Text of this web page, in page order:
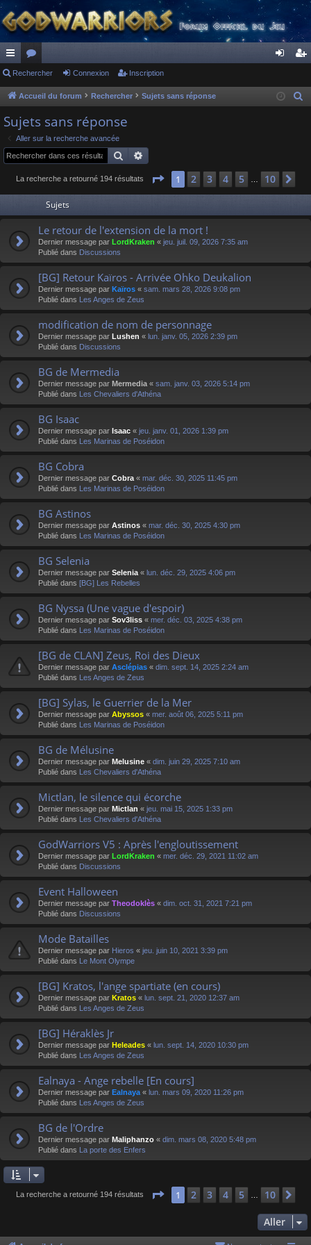
ac
co
ur
ci
s
or
u
s
ne cri
Rechercher Connexion Inscription
Accueil du forum Rechercher Sujets sans réponse
e
Sujets sans réponse
Aller sur la recherche avancée
Rechercher
La recherche a retourné 194 résultats Page 1sur 10
1 2 3 4 5 10
Sujets
Le retour de l'extension de la mort !
Dernier message par LordKraken « jeu. juil. 09, 2026 7:35 am
Publié dans Discussions
[BG] Retour Kaïros - Arrivée Ohko Deukalion
Dernier message par Kaïros « sam. mars 28, 2026 9:08 pm
Publié dans Les Anges de Zeus
modification de nom de personnage
Dernier message par Lushen « lun. janv. 05, 2026 2:39 pm
Publié dans Discussions
BG de Mermedia
Dernier message par Mermedia « sam. janv. 03, 2026 5:14 pm
Publié dans Les Chevaliers d'Athéna
BG Isaac
Dernier message par Isaac « jeu. janv. 01, 2026 1:39 pm
Publié dans Les Marinas de Poséidon
BG Cobra
Dernier message par Cobra « mar. déc. 30, 2025 11:45 pm
Publié dans Les Marinas de Poséidon
BG Astinos
Dernier message par Astinos « mar. déc. 30, 2025 4:30 pm
Publié dans Les Marinas de Poséidon
BG Selenia
Dernier message par Selenia « lun. déc. 29, 2025 4:06 pm
Publié dans [BG] Les Rebelles
BG Nyssa (Une vague d'espoir)
Dernier message par Sov3liss « mer. déc. 03, 2025 4:38 pm
Publié dans Les Marinas de Poséidon
[BG de CLAN] Zeus, Roi des Dieux
Dernier message par Asclépias « dim. sept. 14, 2025 2:24 am
Publié dans Les Anges de Zeus
[BG] Sylas, le Guerrier de la Mer
Dernier message par Abyssos « mer. août 06, 2025 5:11 pm
Publié dans Les Marinas de Poséidon
BG de Mélusine
Dernier message par Melusine « dim. juin 29, 2025 7:10 am
Publié dans Les Chevaliers d'Athéna
Mictlan, le silence qui écorche
Dernier message par Mictlan « jeu. mai 15, 2025 1:33 pm
Publié dans Les Chevaliers d'Athéna
GodWarriors V5 : Après l'engloutissement
Dernier message par LordKraken « mer. déc. 29, 2021 11:02 am
Publié dans Discussions
Event Halloween
Dernier message par Theodoklès « dim. oct. 31, 2021 7:21 pm
Publié dans Discussions
Mode Batailles
Dernier message par Hieros « jeu. juin 10, 2021 3:39 pm
Publié dans Le Mont Olympe
[BG] Kratos, l'ange spartiate (en cours)
Dernier message par Kratos « lun. sept. 21, 2020 12:37 am
Publié dans Les Anges de Zeus
[BG] Héraklès Jr
Dernier message par Heleades « lun. sept. 14, 2020 10:30 pm
Publié dans Les Anges de Zeus
Ealnaya - Ange rebelle [En cours]
Dernier message par Ealnaya « lun. mars 09, 2020 11:26 pm
Publié dans Les Anges de Zeus
BG de l'Ordre
Dernier message par Maliphanzo « dim. mars 08, 2020 5:48 pm
Publié dans La porte des Enfers
La recherche a retourné 194 résultats Page 1sur 10
1 2 3 4 5 10
Aller